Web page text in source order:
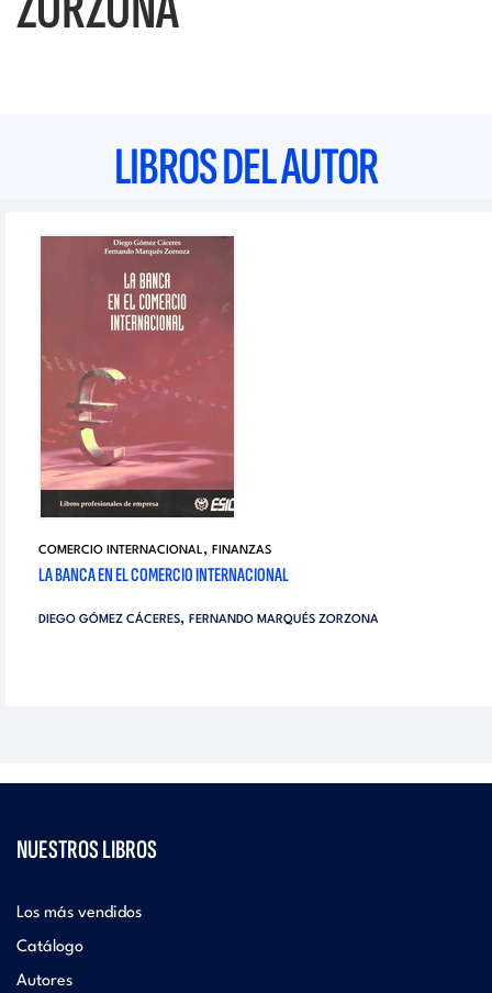
LIBROS DEL AUTOR
COMERCIO INTERNACIONAL, FINANZAS
LA BANCA EN EL COMERCIO INTERNACIONAL
DIEGO GÓMEZ CÁCERES, FERNANDO MARQUÉS ZORZONA
NUESTROS LIBROS
Los más vendidos
Catálogo
Autores